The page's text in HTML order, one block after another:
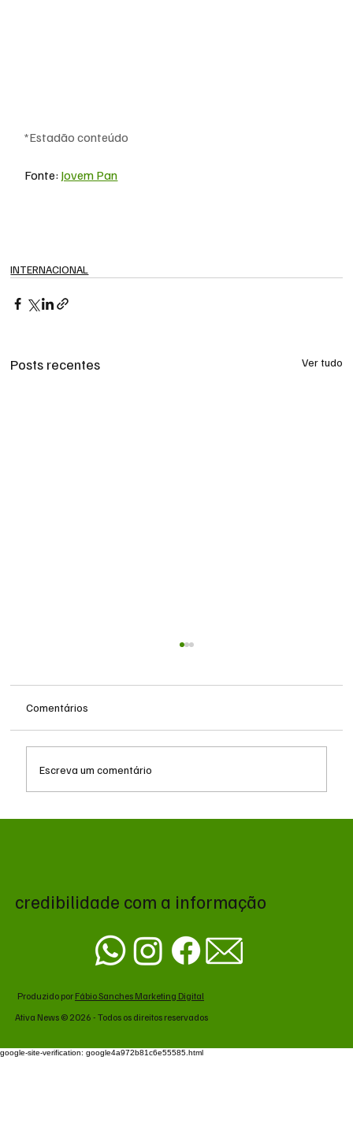
*Estadão conteúdo
Fonte: Jovem Pan
INTERNACIONAL
Posts recentes Ver tudo
Comentários
Escreva um comentário
credibilidade com a informação
Produzido por Fábio Sanches Marketing Digital
Ativa News © 2026 - Todos os direitos reservados
google-site-verification: google4a972b81c6e55585.html